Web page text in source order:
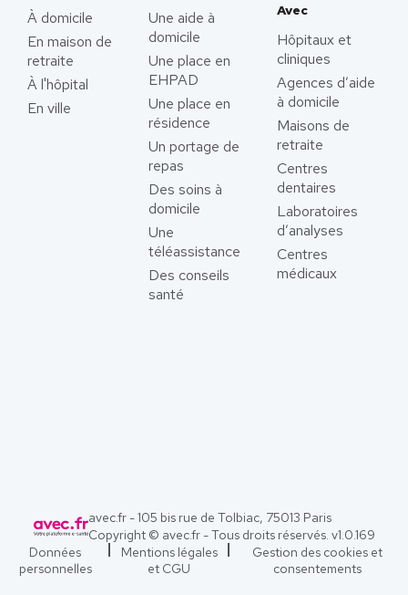
À domicile
En maison de
retraite
À l'hôpital
En ville
Une aide à
domicile
Une place en
EHPAD
Une place en
résidence
Un portage de
repas
Des soins à
domicile
Une
téléassistance
Des conseils
santé
Avec
Hôpitaux et
cliniques
Agences d’aide
à domicile
Maisons de
retraite
Centres
dentaires
Laboratoires
d’analyses
Centres
médicaux
avec.fr - 105 bis rue de Tolbiac, 75013 Paris
Copyright © avec.fr - Tous droits réservés. v1.0.169
Données
personnelles
Mentions légales
et CGU
Gestion des cookies et
consentements